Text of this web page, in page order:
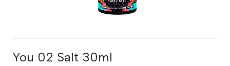
You 02 Salt 30ml